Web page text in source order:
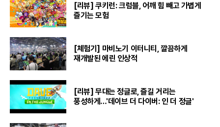
[리뷰] 쿠키런: 크럼블, 어깨 힘 빼고 가볍게
즐기는 모험
[체험기] 마비노기 이터니티, 깔끔하게
재개발된 에린 인상적
[리뷰] 무대는 정글로, 즐길 거리는
풍성하게…'데이브 더 다이버: 인 더 정글'